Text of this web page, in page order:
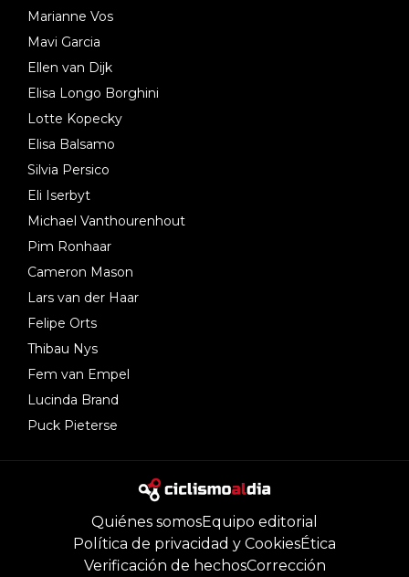
Marianne Vos
Mavi Garcia
Ellen van Dijk
Elisa Longo Borghini
Lotte Kopecky
Elisa Balsamo
Silvia Persico
Eli Iserbyt
Michael Vanthourenhout
Pim Ronhaar
Cameron Mason
Lars van der Haar
Felipe Orts
Thibau Nys
Fem van Empel
Lucinda Brand
Puck Pieterse
Quiénes somosEquipo editorial
Política de privacidad y CookiesÉtica
Verificación de hechosCorrección